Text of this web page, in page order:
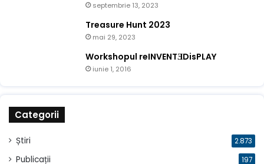
septembrie 13, 2023
Treasure Hunt 2023
mai 29, 2023
Workshopul reINVENTƎDisPLAY
iunie 1, 2016
Categorii
Știri 2.873
Publicații 197